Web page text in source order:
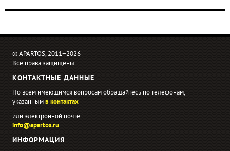
© APARTOS, 2011−2026
Все права защищены
КОНТАКТНЫЕ ДАННЫЕ
По всем имеющимся вопросам обращайтесь по телефонам,
указаннымв контактах
или электронной почте:
info@apartos.ru
ИНФОРМАЦИЯ